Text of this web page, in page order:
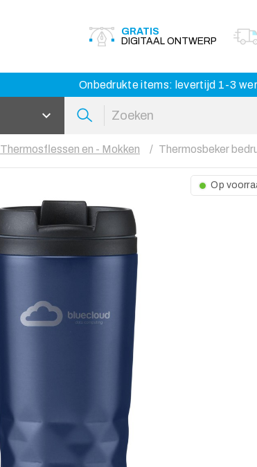
GRATIS
DIGITAAL ONTWERP
Onbedrukte items: levertijd 1-3
Thermosflessen en - Mokken Thermosbeker
Op